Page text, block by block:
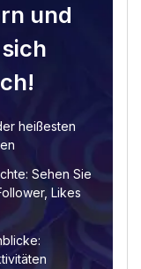
und
heißesten
Sehen Sie
Likes